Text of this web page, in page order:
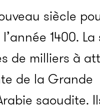
siècle
1400. La
de milliers à
de la Grande
saoudite.